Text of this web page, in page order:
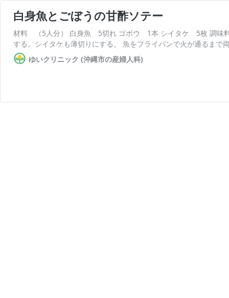
白身魚とごぼうの甘酢ソテー
材料 （5人分） 白身魚 5切れ ゴボウ 1本 シイタケ 5枚 調味
する。シイタケも薄切りにする。 魚をフライパンで火が通るまで
ゆいクリニック (沖縄市の産婦人科)